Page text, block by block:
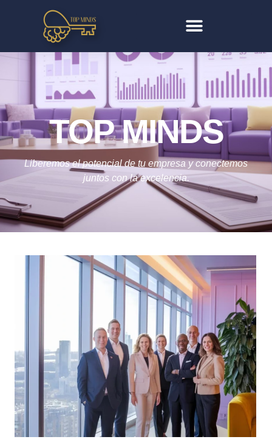
TOP MINDS
Liberemos el potencial de tu empresa y conectemos
juntos con la excelencia.